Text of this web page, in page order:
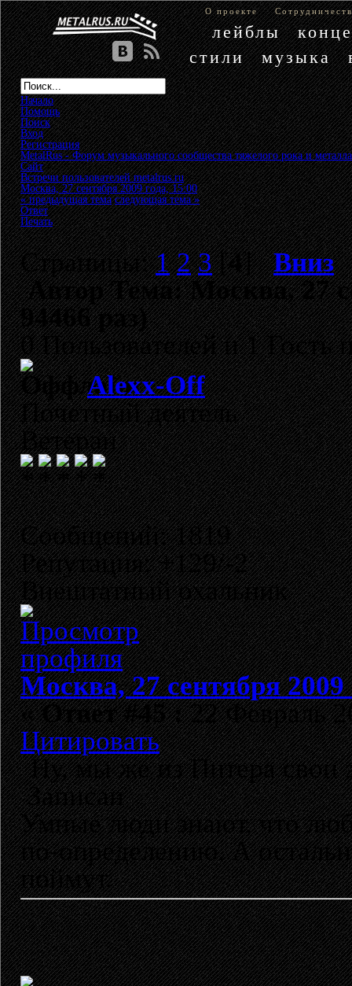
О проекте
лейблы
стили
музыка
Начало
Помощь
Поиск
Вход
Регистрация
MetalRus - Форум музыкального сообщества тяжелого рока и металла
Сайт»
Встречи пользователей metalrus.ru»
Москва, 27 сентября 2009 года, 15:00
« предыдущая тема следующая тема »
Ответ
Печать
Страницы:1 2 3[4]Вниз
АвторТема: Москва, 27
94466 раз)
0 Пользователей и 1 Гость
Alexx-Off
Почетный деятель
Ветеран
Сообщений: 1819
Репутация: +129/-2
Внештатный охальник
Москва, 27 сентября 2009
«Ответ #45 :22 Февраль
Цитировать
Ну, мы же из Питера свои
Записан
Умные люди знают, что
по-определению. А
поймут.